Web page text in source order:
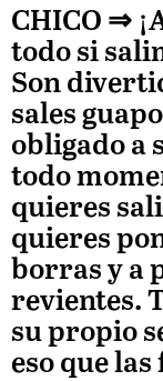
CHICO ⇒
todo si
Son
sales
obligado a
todo
quieres
quieres
borras y a
revientes.
su propio
eso que